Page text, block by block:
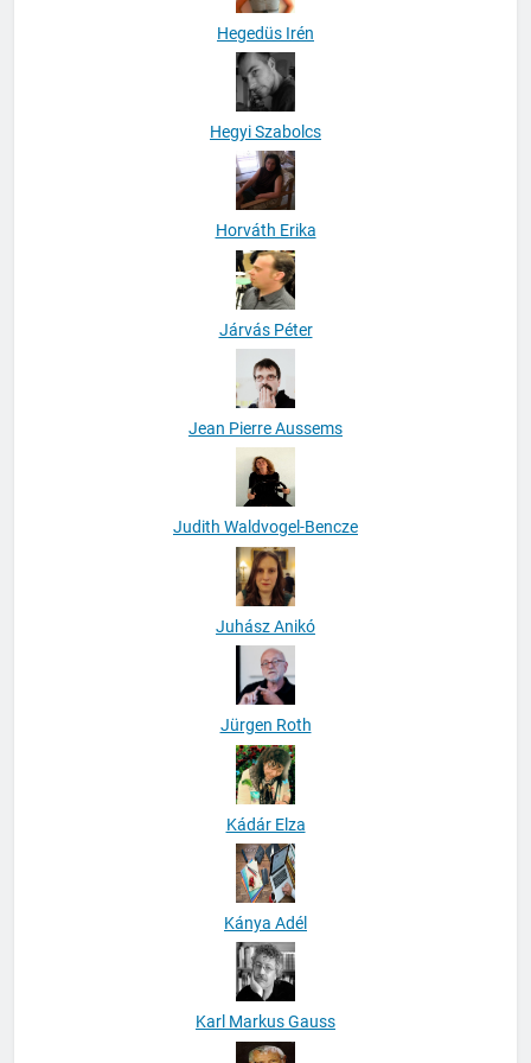
Hegedüs Irén
Hegyi Szabolcs
Horváth Erika
Járvás Péter
Jean Pierre Aussems
Judith Waldvogel-Bencze
Juhász Anikó
Jürgen Roth
Kádár Elza
Kánya Adél
Karl Markus Gauss